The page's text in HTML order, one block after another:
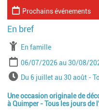
Prochains événements
À partir de
En famille
Période
Date de début
06/07/2026 Date de fin
30/08/
HorairesDu 6 juillet au 30 août -
Une occasion originale de
à Quimper - Tous les jours de